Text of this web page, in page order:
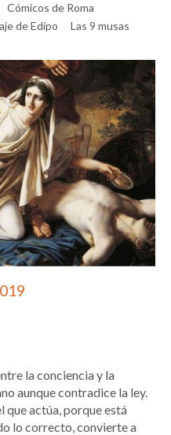
Cómicos de Roma
de Edipo Las 9 musas
la conciencia y la
aunque contradice la ley.
que actúa, porque está
lo correcto, convierte a